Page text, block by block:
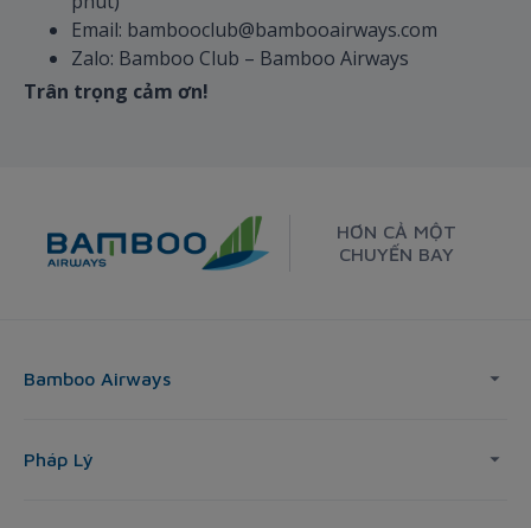
Email: bambooclub@bambooairways.com
Zalo: Bamboo Club – Bamboo Airways
Trân trọng cảm ơn!
HƠN CẢ MỘT
CHUYẾN BAY
Bamboo Airways
Pháp Lý